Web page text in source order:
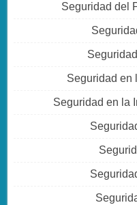
Seguridad del
Seguridad en
Seguridad en la